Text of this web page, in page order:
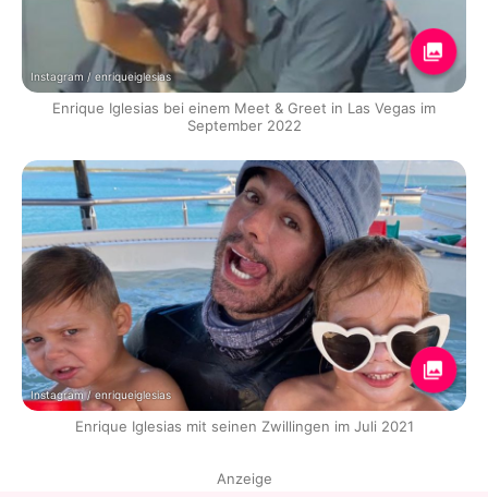
Instagram / enriqueiglesias
Enrique Iglesias bei einem Meet & Greet in Las Vegas im
September 2022
Instagram / enriqueiglesias
Enrique Iglesias mit seinen Zwillingen im Juli 2021
Anzeige